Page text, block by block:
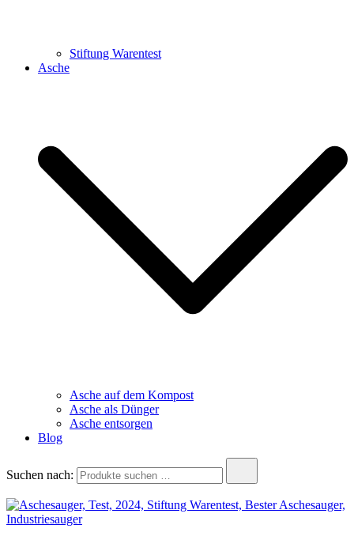
Stiftung Warentest
Asche
Asche auf dem Kompost
Asche als Dünger
Asche entsorgen
Blog
Suchen nach: